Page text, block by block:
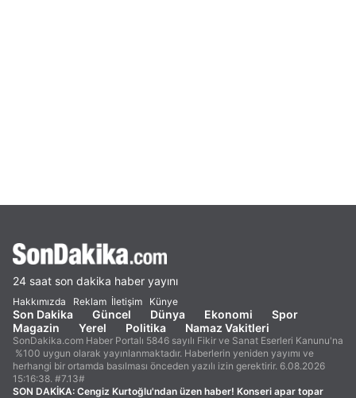
24 saat son dakika haber yayını
Hakkımızda Reklam İletişim Künye
Son Dakika Güncel Dünya Ekonomi
Spor
Magazin
Yerel Politika Namaz Vakitleri
SonDakika.com Haber Portalı 5846 sayılı Fikir ve Sanat Eserleri Kanunu'na
%100 uygun olarak yayınlanmaktadır. Haberlerin yeniden yayımı ve
herhangi bir ortamda basılması önceden yazılı izin gerektirir. 6.08.2026
15:16:38. #7.13#
SON DAKİKA: Cengiz Kurtoğlu'ndan üzen haber! Konseri apar topar